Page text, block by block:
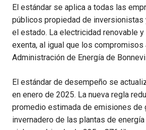
El estándar se aplica a todas las
públicos propiedad de inversionistas
el estado. La electricidad renovable y
exenta, al igual que los compromisos
Administración de Energía de
El estándar de desempeño se
en enero de 2025. La nueva regla
promedio estimada de emisiones
invernadero de las plantas de